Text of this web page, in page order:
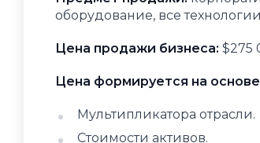
оборудование, все
Цена продажи бизнеса: $275
Цена формируется на
Мультипликатора отрасли.
Стоимости активов.